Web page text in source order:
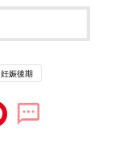
妊娠後期